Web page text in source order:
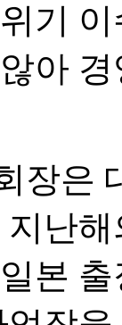
기
아
장은
난
본